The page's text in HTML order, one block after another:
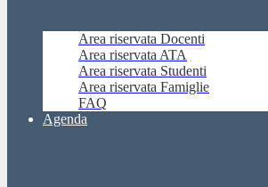
Area riservata Docenti
Area riservata ATA
Area riservata Studenti
Area riservata Famiglie
FAQ
Agenda